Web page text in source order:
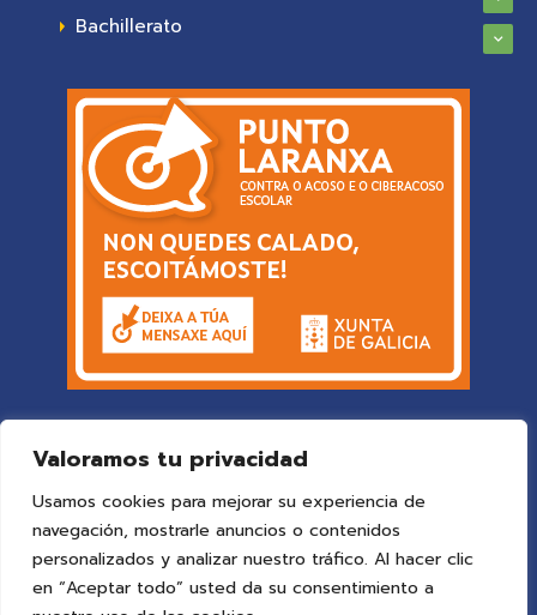
Valoramos tu privacidad
Usamos cookies para mejorar su experiencia de
navegación, mostrarle anuncios o contenidos
personalizados y analizar nuestro tráfico. Al hacer clic
en “Aceptar todo” usted da su consentimiento a
Bachillerato
© 2025 Colegio Vigoby ideaspropias publicidad&web